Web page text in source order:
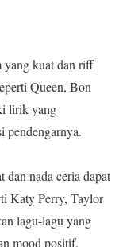
yang kuat dan riff
Queen, Bon
lirik yang
pendengarnya.
nada ceria dapat
Katy Perry, Taylor
lagu-lagu yang
mood positif.